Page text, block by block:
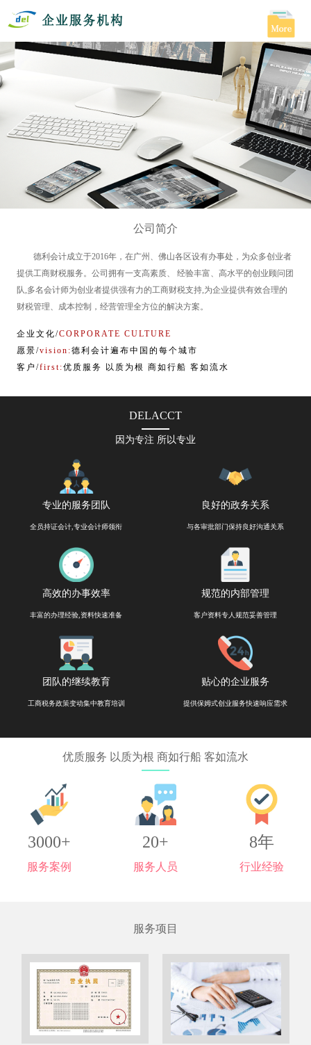
公司简介
德利会计成立于2016年，在广州、佛山各区设有办事处，为众多创业者
提供工商财税服务。公司拥有一支高素质、 经验丰富、高水平的创业顾问团
队,多名会计师为创业者提供强有力的工商财税支持,为企业提供有效合理的
财税管理、成本控制，经营管理全方位的解决方案。
企业文化/CORPORATE CULTURE
愿景/vision:德利会计遍布中国的每个城市
客户/first:优质服务 以质为根 商如行船 客如流水
DELACCT
因为专注 所以专业
专业的服务团队
全员持证会计,专业会计师领衔
良好的政务关系
与各审批部门保持良好沟通关系
高效的办事效率
丰富的办理经验,资料快速准备
规范的内部管理
客户资料专人规范妥善管理
团队的继续教育
工商税务政策变动集中教育培训
贴心的企业服务
提供保姆式创业服务快速响应需求
优质服务 以质为根 商如行船 客如流水
3000+
服务案例
20+
服务人员
8年
行业经验
服务项目